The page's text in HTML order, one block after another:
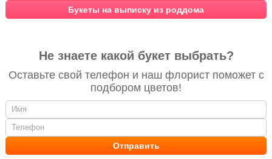
Букеты на выписку из роддома
Не знаете какой букет выбрать?
Оставьте свой телефон и наш флорист поможет с
подбором цветов!